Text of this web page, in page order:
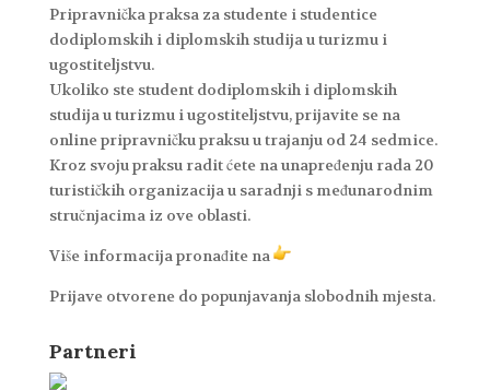
Pripravnička praksa za studente i studentice
dodiplomskih i diplomskih studija u turizmu i
ugostiteljstvu.
Ukoliko ste student dodiplomskih i diplomskih
studija u turizmu i ugostiteljstvu, prijavite se na
online pripravničku praksu u trajanju od 24 sedmice.
Kroz svoju praksu radit ćete na unapređenju rada 20
turističkih organizacija u saradnji s međunarodnim
stručnjacima iz ove oblasti.
Više informacija pronađite na
Prijave otvorene do popunjavanja slobodnih mjesta.
Partneri